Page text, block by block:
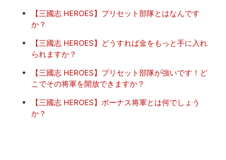
【三國志 HEROES】プリセット部隊とはなんです
か？
【三國志 HEROES】どうすれば金をもっと手に入れ
られますか？
【三國志 HEROES】プリセット部隊が強いです！ど
こでその将軍を開放できますか？
【三國志 HEROES】ボーナス将軍とは何でしょう
か？